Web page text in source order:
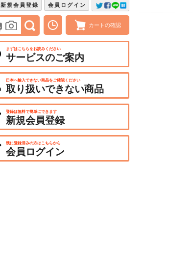
会員ログイン
新規会員登録
カートの確認
まずはこちらをお読みください
サービスのご案内
日本へ輸入できない商品をご確認ください
取り扱いできない商品
登録は無料で簡単にできます
新規会員登録
既に登録済みの方はこちらから
会員ログイン